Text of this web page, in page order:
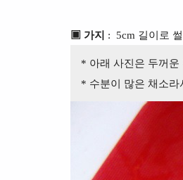
▣ 가지 : 5cm 길이로
* 아래 사진은 두꺼운
* 수분이 많은 채소라